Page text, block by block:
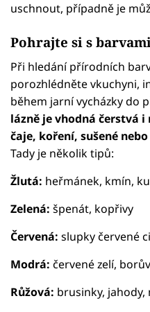
uschnout, případně je
Pohrajte si s barvami
Při hledání přírodních
porozhlédněte vkuchyni,
během jarní vycházky do
lázně je vhodná čerstvá
čaje, koření, sušené
Tady je několik tipů:
Žlutá: heřmánek, kmín,
Zelená: špenát, kopřivy
Červená: slupky červené
Modrá: červené zelí,
Růžová: brusinky, jahody,